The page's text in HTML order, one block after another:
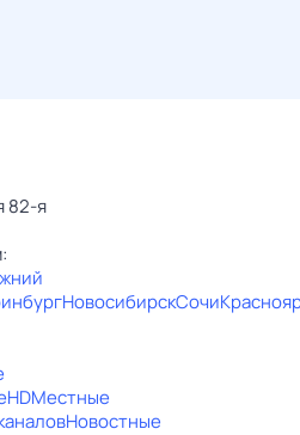
82-я
НовосибирскСочи
HDМестные
Новостные